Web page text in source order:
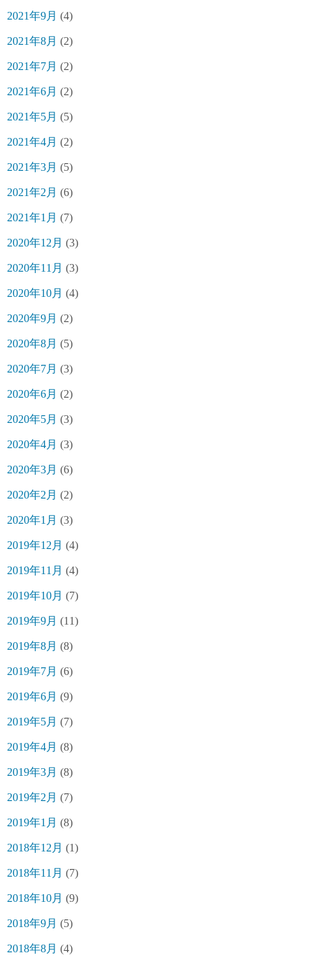
2021年9月 (4)
2021年8月 (2)
2021年7月 (2)
2021年6月 (2)
2021年5月 (5)
2021年4月 (2)
2021年3月 (5)
2021年2月 (6)
2021年1月 (7)
2020年12月 (3)
2020年11月 (3)
2020年10月 (4)
2020年9月 (2)
2020年8月 (5)
2020年7月 (3)
2020年6月 (2)
2020年5月 (3)
2020年4月 (3)
2020年3月 (6)
2020年2月 (2)
2020年1月 (3)
2019年12月 (4)
2019年11月 (4)
2019年10月 (7)
2019年9月 (11)
2019年8月 (8)
2019年7月 (6)
2019年6月 (9)
2019年5月 (7)
2019年4月 (8)
2019年3月 (8)
2019年2月 (7)
2019年1月 (8)
2018年12月 (1)
2018年11月 (7)
2018年10月 (9)
2018年9月 (5)
2018年8月 (4)